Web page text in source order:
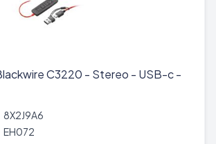
C3220 - Stereo - USB-c -
8X2J9A6
EH072